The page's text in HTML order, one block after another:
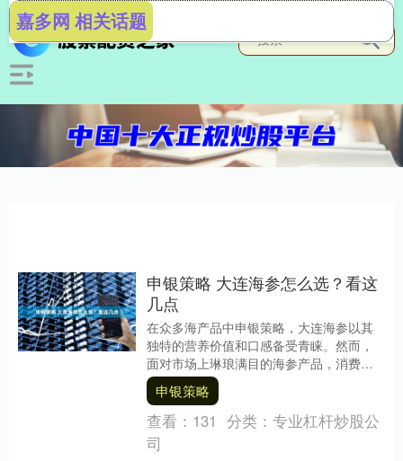
嘉多网 相关话题
申银策略 大连海参怎么选？看这
几点
在众多海产品中申银策略，大连海参以其
独特的营养价值和口感备受青睐。然而，
面对市场上琳琅满目的海参产品，消费者
往往不知如何选择。本文将从产地、加工
工艺、外观特征等....
申银策略
查看： 131 分类： 专业杠杆炒股公
司